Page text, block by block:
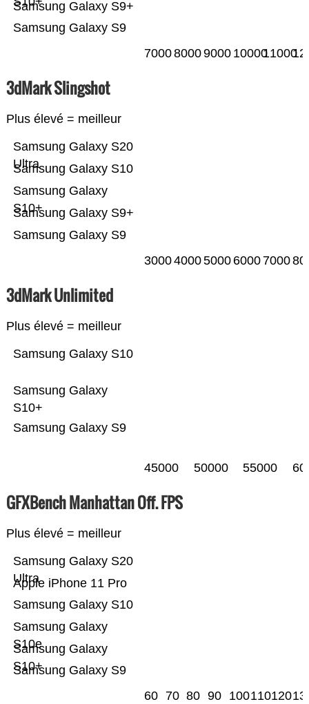
Samsung Galaxy S9
Samsung Galaxy S9+
700080009000 1000011000
3dMark Slingshot
Plus élevé = meilleur
Samsung Galaxy S9
Samsung Galaxy S9+
Samsung Galaxy
S10+
Samsung Galaxy S10
Samsung Galaxy S20
Ultra
300040005000 6000 7000
3dMark Unlimited
Plus élevé = meilleur
Samsung Galaxy S9
Samsung Galaxy
S10+
Samsung Galaxy S10
45000 50000 55000
GFXBench Manhattan Off. FPS
Plus élevé = meilleur
Samsung Galaxy S9
Samsung Galaxy
S10+
Samsung Galaxy
S10e
Samsung Galaxy S10
Apple iPhone 11 Pro
Samsung Galaxy S20
Ultra
60 70 80 90 100110120